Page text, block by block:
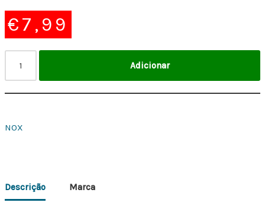
€7,99
Adicionar
NOX
Descrição Marca